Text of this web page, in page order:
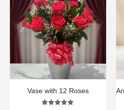
Vase with 12 Roses